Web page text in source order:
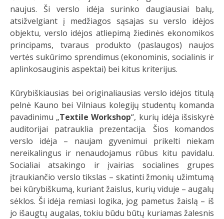
naujus. Ši verslo idėja surinko daugiausiai balų,
atsižvelgiant į medžiagos sąsajas su verslo idėjos
objektu, verslo idėjos atliepimą žiedinės ekonomikos
principams, tvaraus produkto (paslaugos) naujos
vertės sukūrimo sprendimus (ekonominis, socialinis ir
aplinkosauginis aspektai) bei kitus kriterijus.
Kūrybiškiausias bei originaliausias verslo idėjos titulą
pelnė Kauno bei Vilniaus kolegijų studentų komanda
pavadinimu „Textile Workshop“, kurių idėja išsiskyrė
auditorijai patrauklia prezentacija. Šios komandos
verslo idėja – naujam gyvenimui prikelti niekam
nereikalingus ir nenaudojamus rūbus kitu pavidalu.
Socialiai atsakingo ir įvairias socialines grupes
įtraukiančio verslo tikslas – skatinti žmonių užimtumą
bei kūrybiškumą, kuriant žaislus, kurių viduje – augalų
sėklos. Ši idėja remiasi logika, jog pametus žaislą – iš
jo išaugtų augalas, tokiu būdu būtų kuriamas žalesnis